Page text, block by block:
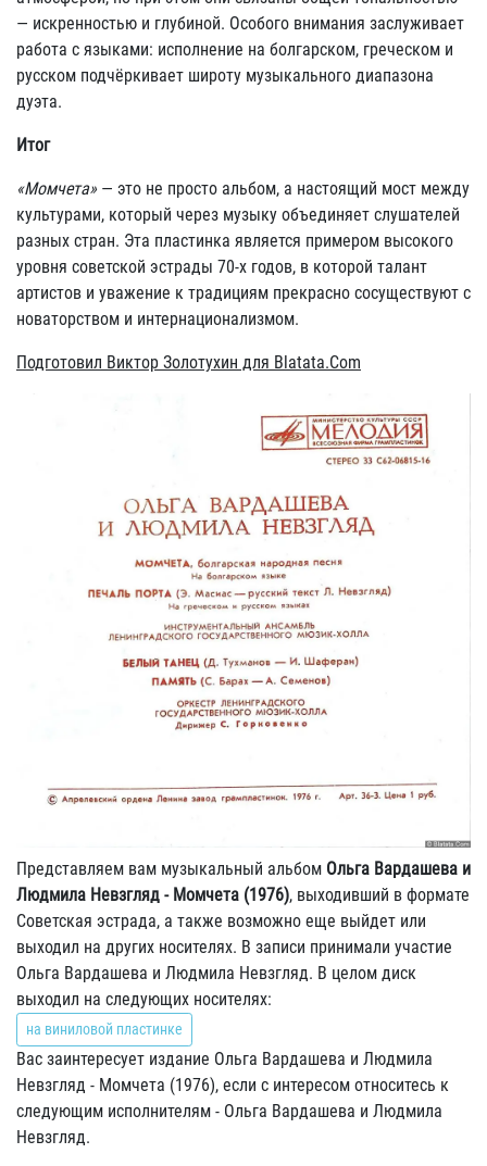
— искренностью и глубиной. Особого внимания заслуживает
работа с языками: исполнение на болгарском, греческом и
русском подчёркивает широту музыкального диапазона
дуэта.
Итог
«Момчета»— это не просто альбом, а настоящий мост между
культурами, который через музыку объединяет слушателей
разных стран. Эта пластинка является примером высокого
уровня советской эстрады 70-х годов, в которой талант
артистов и уважение к традициям прекрасно сосуществуют с
новаторством и интернационализмом.
Подготовил Виктор Золотухин для Blatata.Com
Представляем вам музыкальный альбом Ольга Вардашева и
Людмила Невзгляд - Момчета (1976), выходивший в формате
Советская эстрада, а также возможно еще выйдет или
выходил на других носителях. В записи принимали участие
Ольга Вардашева и Людмила Невзгляд. В целом диск
выходил на следующих носителях:
на виниловой пластинке
Вас заинтересует издание Ольга Вардашева и Людмила
Невзгляд - Момчета (1976), если с интересом относитесь к
следующим исполнителям - Ольга Вардашева и Людмила
Невзгляд.